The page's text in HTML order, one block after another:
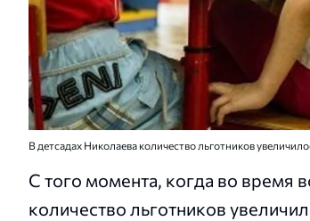
В детсадах Николаева количество льготников
С того момента, когда во время
количество льготников